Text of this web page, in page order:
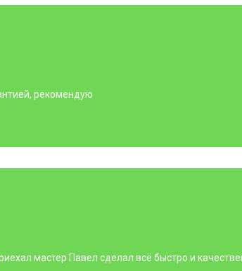
рекомендую
мастер Павел сделал всё быстро и